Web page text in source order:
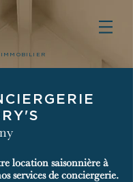
IMMOBILIER
location saisonnière à
services de conciergerie.